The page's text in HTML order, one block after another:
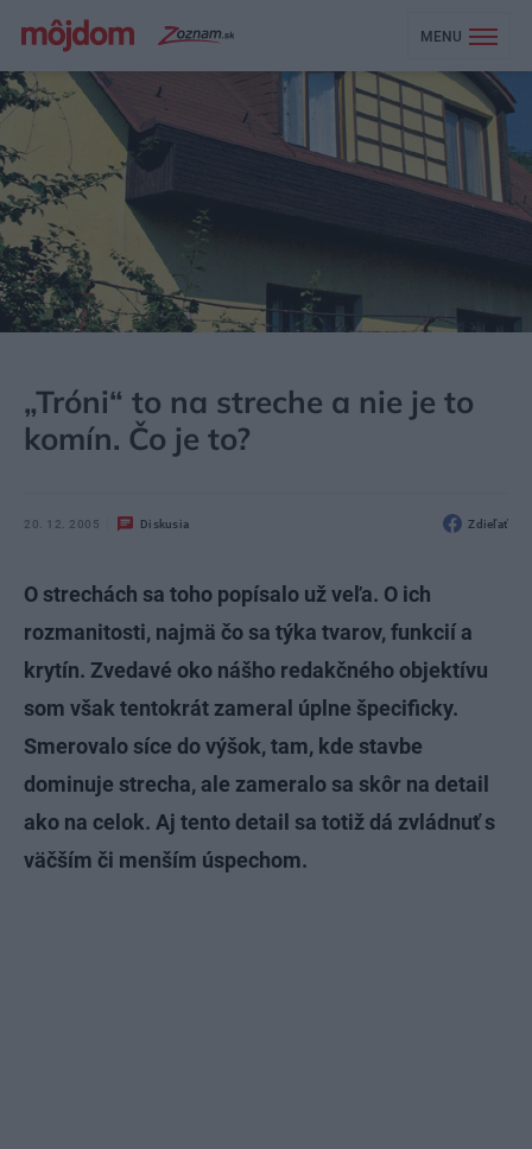
MENU
„Tróni“ to na streche a nie je to
komín. Čo je to?
20. 12. 2005 Diskusia Zdieľať
O strechách sa toho popísalo už veľa. O ich
rozmanitosti, najmä čo sa týka tvarov, funkcií a
krytín. Zvedavé oko nášho redakčného objektívu
som však tentokrát zameral úplne špecificky.
Smerovalo síce do výšok, tam, kde stavbe
dominuje strecha, ale zameralo sa skôr na detail
ako na celok. Aj tento detail sa totiž dá zvládnuť s
väčším či menším úspechom.